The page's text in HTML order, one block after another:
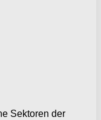
Sektoren der